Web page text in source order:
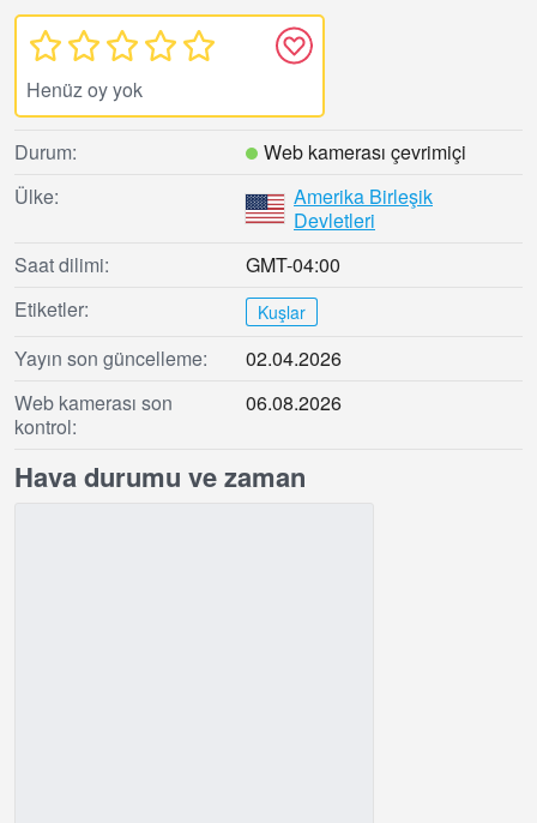
Henüz oy yok
Durum:
Web kamerası çevrimiçi
Ülke:
Amerika Birleşik
Devletleri
Saat dilimi:
GMT-04:00
Etiketler:
Kuşlar
Yayın son güncelleme:
02.04.2026
Web kamerası son
kontrol:
06.08.2026
Hava durumu ve zaman